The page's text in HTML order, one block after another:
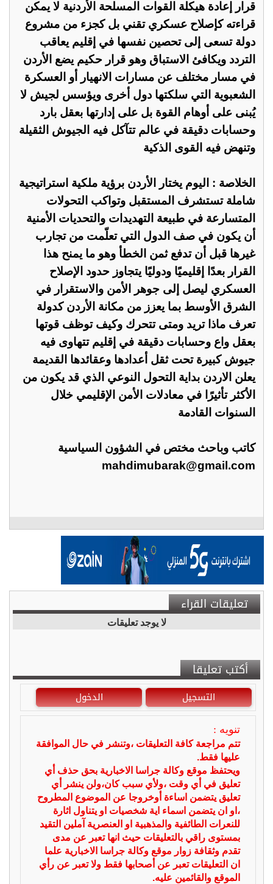
قرار إعادة هيكلة القوات المسلحة الأردنية لا يمكن
قراءته كإصلاح عسكري تقني بل كجزء من مشروع
دولة تسعى إلى تحصين نفسها في إقليم يعاقب
التردد ويكافئ الاستباق وهو قرار حكيم يضع الأردن
في مسار مختلف عن مسارات الانهيار أو العسكرة
الشعبوية التي سلكتها دول أخرى ويؤسس لجيش لا
يُبنى على أوهام القوة بل على إدارتها بعقل بارد
وحسابات دقيقة في عالم تتآكل فيه الجيوش الثقيلة
وتنهض فيه القوى الذكية
الخلاصة : اليوم يختار الأردن برؤية ملكية استراتيجية
شاملة تستشرف المستقبل وتواكب التحولات
المتسارعة في طبيعة التهديدات والتحديات الأمنية
أن يكون في صف الدول التي تعلّمت من تجارب
غيرها قبل أن تدفع ثمن الخطأ وهو ما يمنح هذا
القرار بعدًا إقليميًا ودوليًا يتجاوز حدود الإصلاح
العسكري ليصل إلى جوهر الأمن والاستقرار في
الشرق الأوسط بما يعزز من مكانة الأردن كدولة
تعرف ماذا تريد ومتى تتحرك وكيف توظف قوتها
بعقل واع وحسابات دقيقة في إقليم تتهاوى فيه
جيوش كبيرة تحت ثقل أعدادها وعقائدها القديمة
يعلن الاردن بداية التحول النوعي الذي قد يكون من
الأكثر تأثيرًا في معادلات الأمن الإقليمي خلال
السنوات القادمة
كاتب وباحث مختص في الشؤون السياسية
mahdimubarak@gmail.com
تعليقات القراء
لا يوجد تعليقات
أكتب تعليقا
التسجيل الدخول
تنويه :
تتم مراجعة كافة التعليقات ،وتنشر في حال الموافقة
عليها فقط.
ويحتفظ موقع وكالة جراسا الاخبارية بحق حذف أي
تعليق في أي وقت ،ولأي سبب كان،ولن ينشر أي
تعليق يتضمن اساءة أوخروجا عن الموضوع المطروح
،او ان يتضمن اسماء اية شخصيات او يتناول اثارة
للنعرات الطائفية والمذهبية او العنصرية آملين التقيد
بمستوى راقي بالتعليقات حيث انها تعبر عن مدى
تقدم وثقافة زوار موقع وكالة جراسا الاخبارية علما
ان التعليقات تعبر عن أصحابها فقط ولا تعبر عن رأي
الموقع والقائمين عليه.